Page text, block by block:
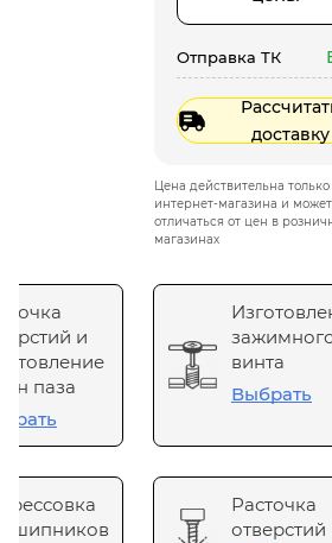
Отправка ТК
доставку
Цена действительна только
интернет-магазина и может
отличаться от цен в
магазинах
и
паза
винта
Выбрать
Расточка
отверстий